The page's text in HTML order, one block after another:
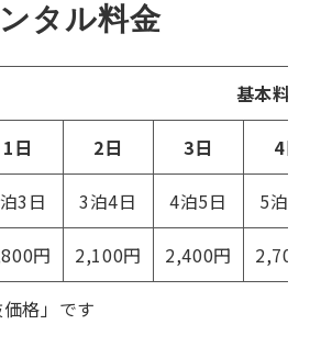
タル料金
基本料金
1日 2日 3日 4日
3日 3泊4日 4泊5日 5泊6
円 2,100円 2,400円 2,700
格」です